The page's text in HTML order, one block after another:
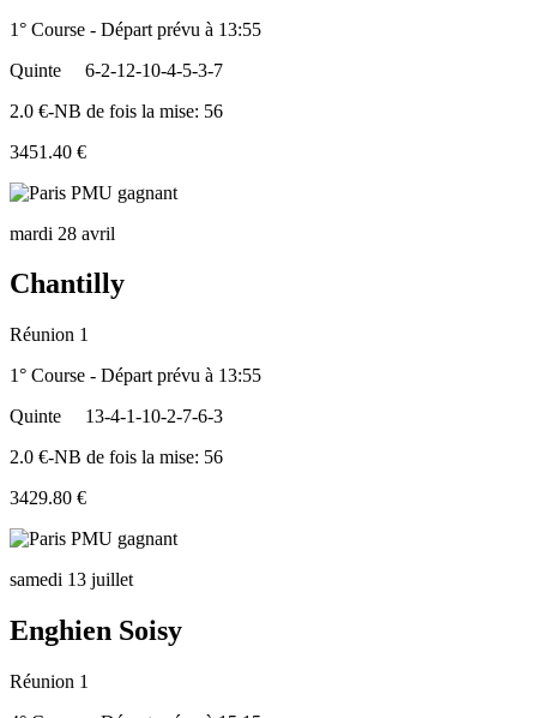
1° Course - Départ prévu à 13:55
Quinte
6-2-12-10-4-5-3-7
2.0 €-NB de fois la mise: 56
3451.40 €
mardi 28 avril
Chantilly
Réunion 1
1° Course - Départ prévu à 13:55
Quinte
13-4-1-10-2-7-6-3
2.0 €-NB de fois la mise: 56
3429.80 €
samedi 13 juillet
Enghien Soisy
Réunion 1